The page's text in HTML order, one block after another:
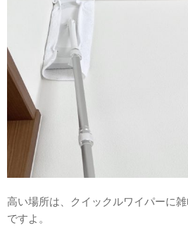
高い場所は、クイックルワイパーに
ですよ。